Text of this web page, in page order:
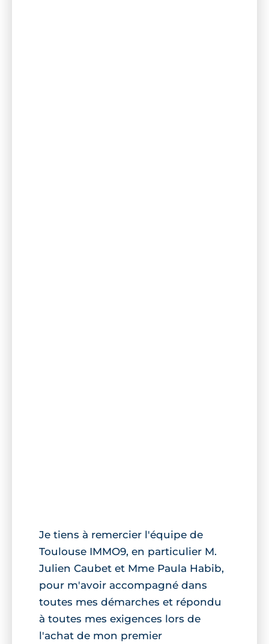
Je tiens à remercier l'équipe de
Toulouse IMMO9, en particulier M.
Julien Caubet et Mme Paula Habib,
pour m'avoir accompagné dans
toutes mes démarches et répondu
à toutes mes exigences lors de
l'achat de mon premier